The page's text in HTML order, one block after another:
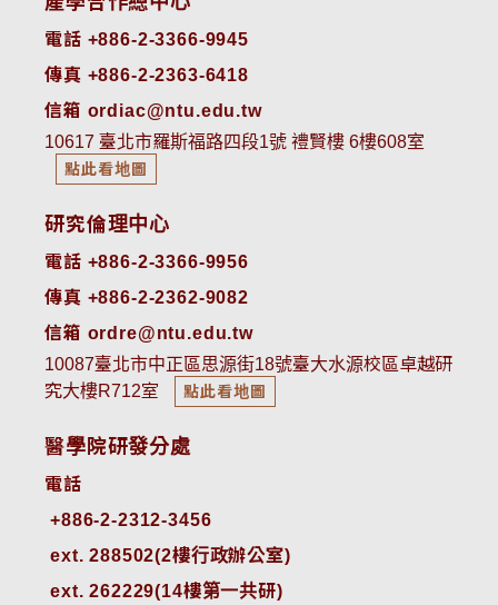
電話 +886-2-3366-9945
傳真 +886-2-2363-6418
信箱 ordiac@ntu.edu.tw
10617 臺北市羅斯福路四段1號 禮賢樓 6樓608室
點此看地圖
研究倫理中心
電話 +886-2-3366-9956
傳真 +886-2-2362-9082
信箱 ordre@ntu.edu.tw
10087臺北市中正區思源街18號臺大水源校區卓越研
究大樓R712室
點此看地圖
醫學院研發分處
電話
ext. 288502(2樓行政辦公室)
ext. 262229(14樓第一共研)